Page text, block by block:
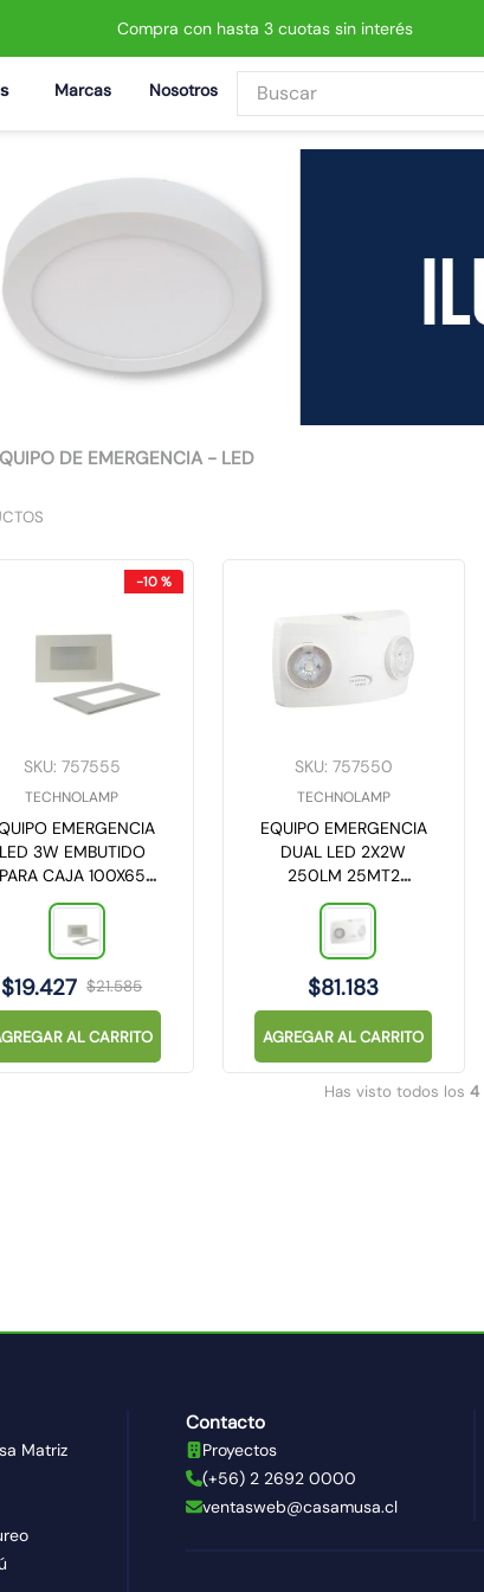
Compra con hasta 3 cuotas sin interés
Marcas Nosotros Buscar
DE EMERGENCIA - LED
-10 %
SKU: 757555
TECHNOLAMP
EMERGENCIA
LED 3W EMBUTIDO
PARA CAJA 100X65
TECHNOLAMP
$21.585
$19.427
AL CARRITO
SKU: 757550
TECHNOLAMP
EQUIPO EMERGENCIA
DUAL LED 2X2W
250LM 25MT2
TECHNOLAMP
$81.183
AGREGAR AL CARRITO
Has visto todos los 4
Matriz
Contacto
Proyectos
(+56) 2 2692 0000
ventasweb@casamusa.cl
neo